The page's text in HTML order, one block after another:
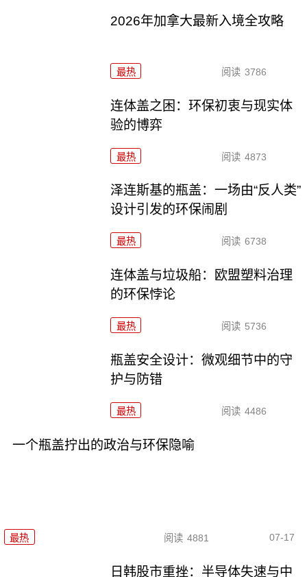
2026年加拿大最新入境全攻略
最热 阅读 3786
连体盖之困：环保初衷与现实体
验的博弈
最热 阅读 4873
泽连斯基的瓶盖：一场由“反人类”
设计引发的环保闹剧
最热 阅读 6738
连体盖与垃圾船：欧盟塑料治理
的环保悖论
最热 阅读 5736
瓶盖安全设计：微观细节中的守
护与防错
最热 阅读 4486
一个瓶盖拧出的政治与环保隐喻
最热 阅读 4881 07-17
日韩股市重挫：半导体失速与中